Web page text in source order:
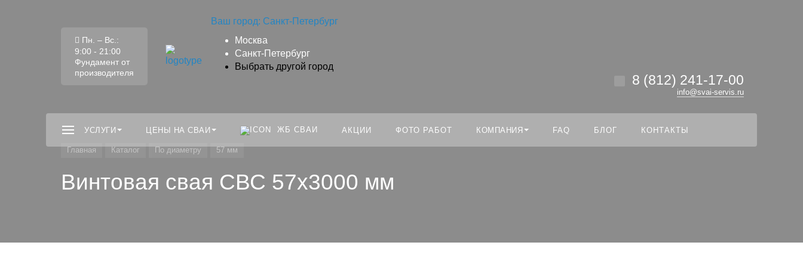
Пн. – Вс.:
9:00 - 21:00
Фундамент от
производителя
Ваш город: Санкт-Петербург
Москва
Санкт-Петербург
Выбрать другой город
8 (812) 241-17-00
info@svai-servis.ru
УСЛУГИ ЦЕНЫ НА СВАИ ЖБ СВАИ АКЦИИ ФОТО РАБОТ КОМПАНИЯ FAQ БЛОГ КОНТАКТЫ
Главная Каталог По диаметру 57 мм
Винтовая свая СВС 57х3000 мм